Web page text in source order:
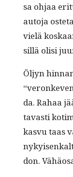
sa ohjaa
auto­ja
vielä
sil­lä olisi
Öljyn
da. Rahaa
tavasti
kasvu taas
don.